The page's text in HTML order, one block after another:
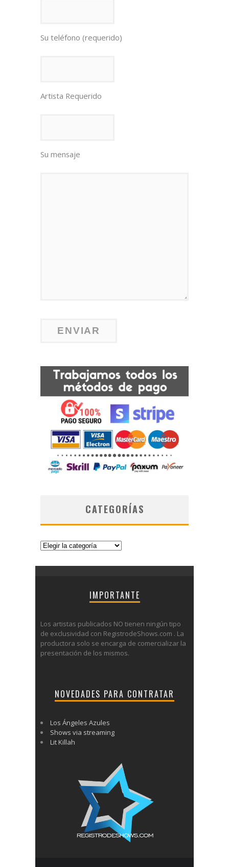
Su teléfono (requerido)
Artista Requerido
Su mensaje
CATEGORÍAS
Categorías
IMPORTANTE
Los artistas publicados NO tienen ningún tipo
de exclusividad con RegistrodeShows.com . La
productora solo se encarga de comercializar la
presentación de los mismos.
NOVEDADES PARA CONTRATAR
Los Ángeles Azules
Shows via streaming
Lit Killah